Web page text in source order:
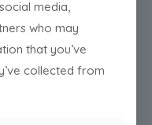
en los que nos
proyectos en
ponerlos en
trabajo,
media,
who may
that you’ve
collected from